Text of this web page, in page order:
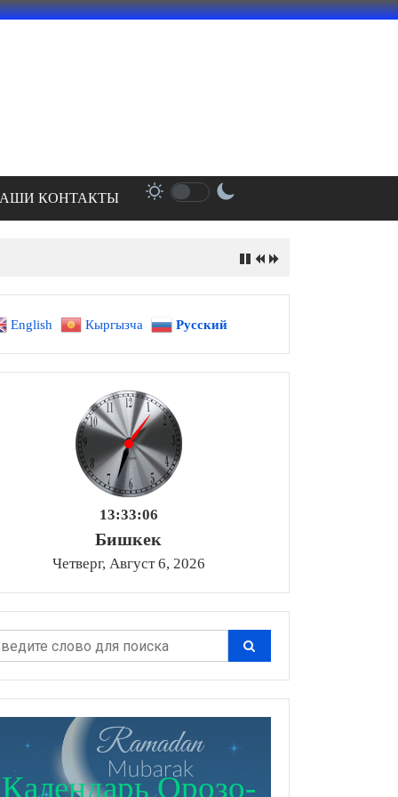
КОНТАКТЫ
English Кыргызча Русский
13:33:07
Бишкек
Четверг, Август 6, 2026
Календарь Орозо-